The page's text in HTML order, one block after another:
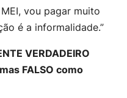
vou pagar muito
é a informalidade.”
VERDADEIRO
FALSO como